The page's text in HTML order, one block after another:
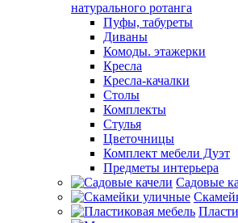
натурального ротанга
Пуфы, табуреты
Диваны
Комоды. этажерки
Кресла
Кресла-качалки
Столы
Комплекты
Стулья
Цветочницы
Комплект мебели Дуэт
Предметы интерьера
Садовые